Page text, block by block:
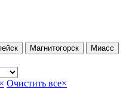
Магнитогорск
Миасс
× Очистить все×